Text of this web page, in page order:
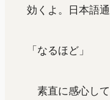
効くよ。日本語
「なるほど」
素直に感心し